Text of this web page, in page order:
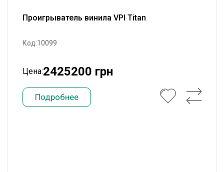
Проигрыватель винила VPI Titan
Код:10099
Цена:2425200 грн
Подробнее